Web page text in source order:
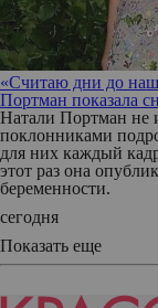
«Считаю дни до
Портман показала
Натали Портман не
поклонниками
для них каждый
этот раз она
беременности.
сегодня
Показать еще